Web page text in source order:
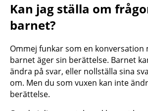
Kan jag ställa om
barnet?
Ommej funkar som en konversation
barnet äger sin berättelse. Barnet
ändra på svar, eller nollställa sina
om. Men du som vuxen kan inte
berättelse.